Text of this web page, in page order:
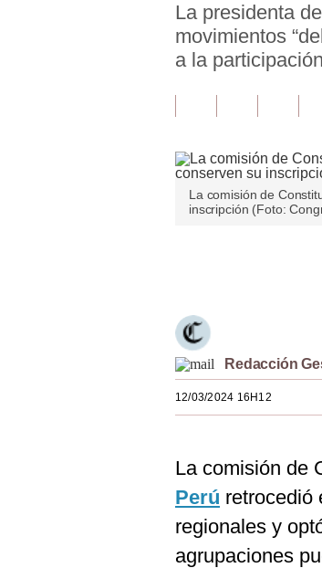
La presidenta
movimientos
a la
La comisión de
inscripción (Foto:
Redacción
12/03/2024 16H12
La comisión de
Perú retrocedió
regionales y
agrupaciones